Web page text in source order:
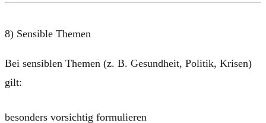
8) Sensible Themen
Bei sensiblen Themen (z. B. Gesundheit, Politik, Krisen)
gilt:
besonders vorsichtig formulieren